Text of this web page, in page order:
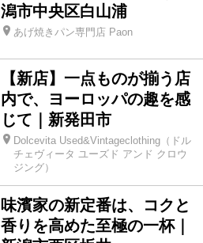
潟市中央区白山浦
あげ焼きパン専門店 Paon
【新店】一点ものが揃う店
内で、ヨーロッパの趣を感
じて｜新発田市
Dolcevita Used&Vintageclothing（ドル
チェヴィータ ユーズド アンド クロウ
ジング）
味濱家の新定番は、コクと
香りを高めた至極の一杯｜